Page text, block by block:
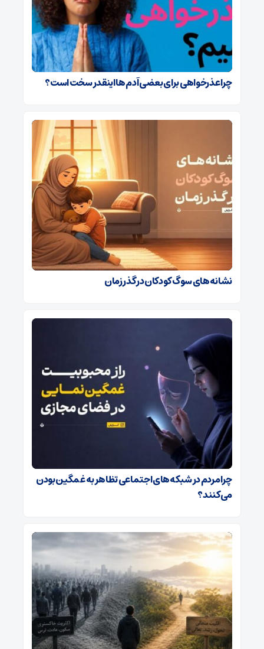
چرا عذرخواهی برای بعضی آدم ها اینقدر سخت است؟
نشانه‌های سوگ کودکان در گذر زمان
چرا مردم در شبکه‌های اجتماعی تظاهر به غمگین بودن
می‌کنند؟